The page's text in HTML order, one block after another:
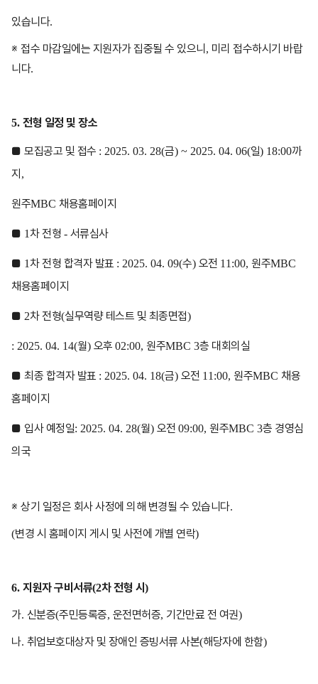
있습니다.
※ 접수 마감일에는 지원자가 집중될 수 있으니 , 미리 접수하시기 바랍
니다.
5. 전형 일정 및 장소
■ 모집공고 및 접수 : 2025. 03. 28(금) ~ 2025. 04. 06(일) 18:00까
지 ,
원주MBC 채용홈페이지
■ 1차 전형 - 서류심사
■ 1차 전형 합격자 발표 : 2025. 04. 09(수) 오전 11:00, 원주MBC
채용홈페이지
■ 2차 전형(실무역량 테스트 및 최종면접)
: 2025. 04. 14(월) 오후 02:00, 원주MBC 3층 대회의실
■ 최종 합격자 발표 : 2025. 04. 18(금) 오전 11:00, 원주MBC 채용
홈페이지
■ 입사 예정일: 2025. 04. 28(월) 오전 09:00, 원주MBC 3층 경영심
의국
※ 상기 일정은 회사 사정에 의해 변경될 수 있습니다.
(변경 시 홈페이지 게시 및 사전에 개별 연락)
6. 지원자 구비서류(2차 전형 시 )
가. 신분증(주민등록증, 운전면허증, 기간만료 전 여권)
나. 취업보호대상자 및 장애인 증빙서류 사본(해당자에 한함)